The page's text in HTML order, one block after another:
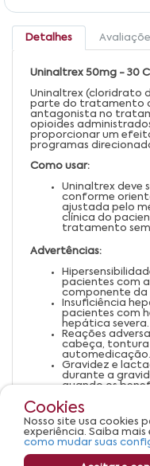
Detalhes
Uninaltrex 50mg - 30
Uninaltrex (cloridrato
parte do tratamento
antagonista no
opioides
proporcionar um
programas
Como usar:
Uninaltrex deve
conforme
ajustada pelo
clínica do
tratamento sem
Advertências:
pacientes com
componente da
Insuficiência
pacientes com
hepática severa.
Reações
cabeça, tontura
automedicação.
Gravidez e
durante a
quando os
trazer riscos.
farmacêutico.
VENDA SOB
Cookies
Nosso site usa cookies
experiência. Saiba mais
como mudar suas